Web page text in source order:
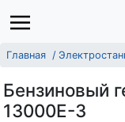
Главная
Бензиновый
13000E-3